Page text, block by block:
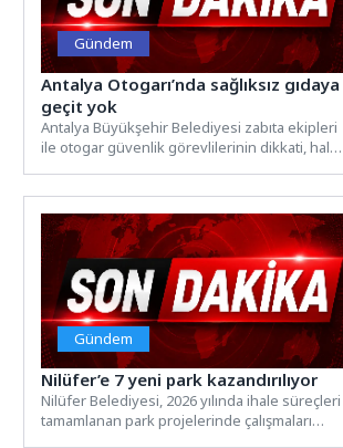
Gündem
Antalya Otogarı’nda sağlıksız gıdaya
geçit yok
Antalya Büyükşehir Belediyesi zabıta ekipleri
ile otogar güvenlik görevlilerinin dikkati, halk
Gündem
Nilüfer’e 7 yeni park kazandırılıyor
Nilüfer Belediyesi, 2026 yılında ihale süreçleri
tamamlanan park projelerinde çalışmaları